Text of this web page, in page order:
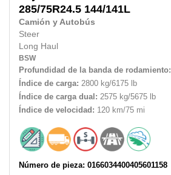
285/75R24.5 144/141L
Camión y Autobús
Steer
Long Haul
BSW
Profundidad de la banda de rodamiento:
Índice de carga: 2800 kg/6175 lb
Índice de carga dual: 2575 kg/5675 lb
Índice de velocidad: 120 km/75 mi
Número de pieza: 0166034400405601158